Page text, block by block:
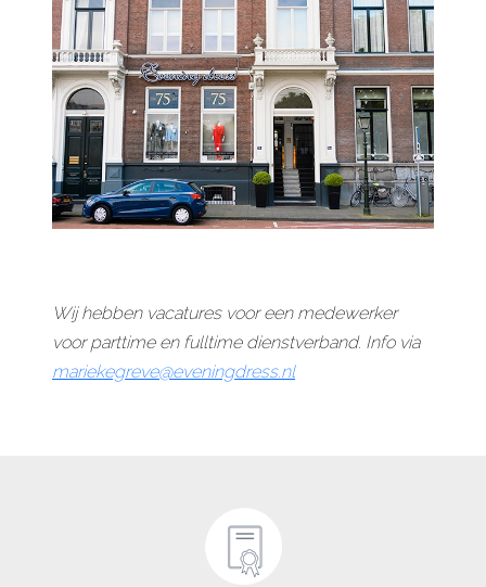
Wij hebben vacatures voor een medewerker
voor parttime en fulltime dienstverband. Info via
mariekegreve@eveningdress.nl